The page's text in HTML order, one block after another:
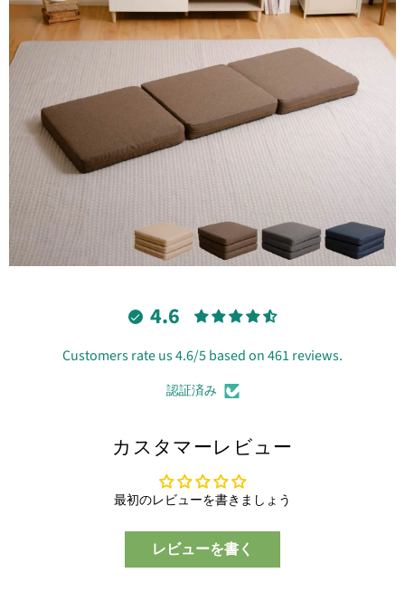
4.6
Customers rate us 4.6/5 based on 461 reviews.
認証済み
カスタマーレビュー
最初のレビューを書きましょう
レビューを書く